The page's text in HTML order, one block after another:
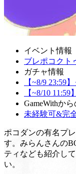
イベント情報
ブレポコクト
ガチャ情報
【~8/9 23:59
【~8/10
GameWithか
未経験可&完
ポコダンの有名プ
す。みらんさんの
ティなども紹介し
い。